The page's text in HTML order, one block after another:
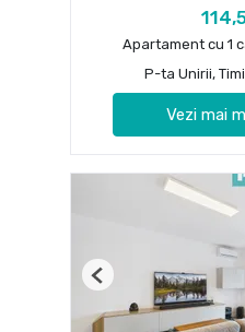
Apartament cu 1
P-ta Unirii,
Vezi mai
Previous